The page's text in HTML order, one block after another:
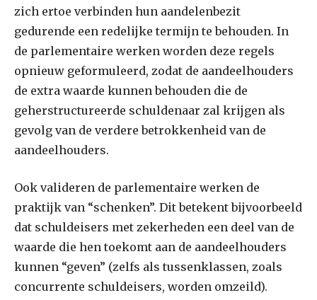
zich ertoe verbinden hun aandelenbezit
gedurende een redelijke termijn te behouden. In
de parlementaire werken worden deze regels
opnieuw geformuleerd, zodat de aandeelhouders
de extra waarde kunnen behouden die de
geherstructureerde schuldenaar zal krijgen als
gevolg van de verdere betrokkenheid van de
aandeelhouders.
Ook valideren de parlementaire werken de
praktijk van “schenken”. Dit betekent bijvoorbeeld
dat schuldeisers met zekerheden een deel van de
waarde die hen toekomt aan de aandeelhouders
kunnen “geven” (zelfs als tussenklassen, zoals
concurrente schuldeisers, worden omzeild).